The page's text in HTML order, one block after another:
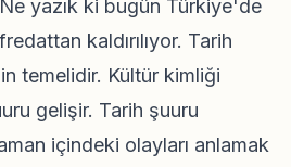
yazık ki bugün Türkiye'de
kaldırılıyor. Tarih
temelidir. Kültür kimliği
gelişir. Tarih şuuru
içindeki olayları anlamak